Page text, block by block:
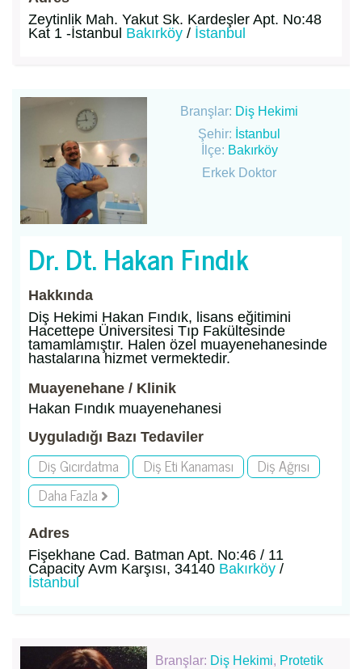
Zeytinlik Mah. Yakut Sk. Kardeşler Apt. No:48
Kat 1 -İstanbul Bakırköy / İstanbul
Branşlar: Diş Hekimi
Şehir: İstanbul
İlçe: Bakırköy
Erkek Doktor
Dr. Dt. Hakan Fındık
Hakkında
Diş Hekimi Hakan Fındık, lisans eğitimini
Hacettepe Üniversitesi Tıp Fakültesinde
tamamlamıştır. Halen özel muayenehanesinde
hastalarına hizmet vermektedir.
Muayenehane / Klinik
Hakan Fındık muayenehanesi
Uyguladığı Bazı Tedaviler
Diş Gıcırdatma Diş Eti Kanaması
Diş Ağrısı
Daha Fazla
Adres
Fişekhane Cad. Batman Apt. No:46 / 11
Capacity Avm Karşısı, 34140 Bakırköy /
İstanbul
Branşlar: Diş Hekimi, Protetik